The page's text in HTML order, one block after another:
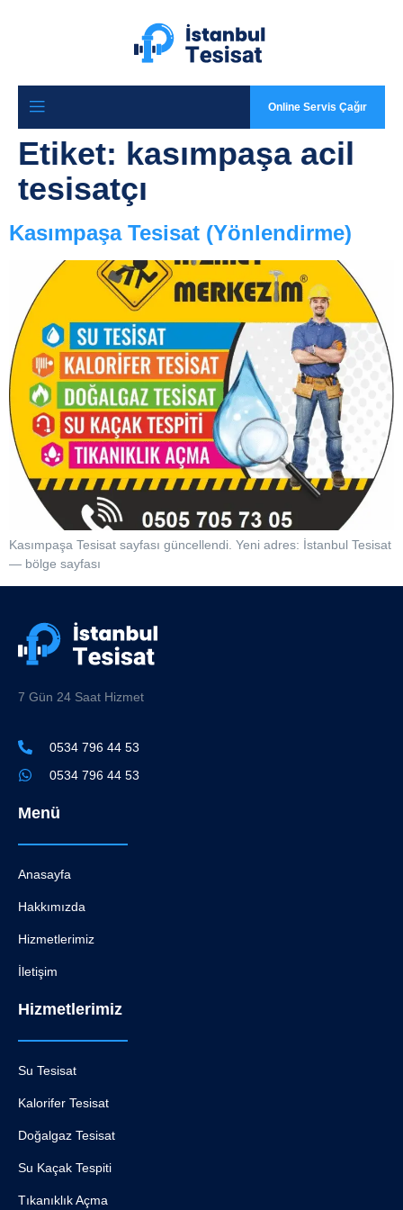
Online Servis Çağır
Etiket: kasımpaşa acil
tesisatçı
Kasımpaşa Tesisat (Yönlendirme)
Kasımpaşa Tesisat sayfası güncellendi. Yeni adres: İstanbul Tesisat
— bölge sayfası
7 Gün 24 Saat Hizmet
0534 796 44 53
0534 796 44 53
Menü
Anasayfa
Hakkımızda
Hizmetlerimiz
İletişim
Hizmetlerimiz
Su Tesisat
Kalorifer Tesisat
Doğalgaz Tesisat
Su Kaçak Tespiti
Tıkanıklık Açma